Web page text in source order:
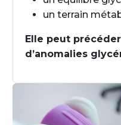
un terrain
Elle peut
d’anomalies